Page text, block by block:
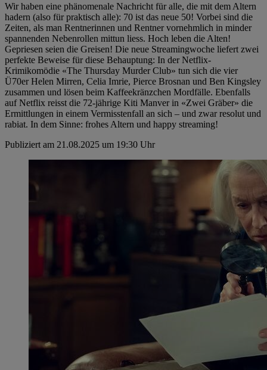
Wir haben eine phänomenale Nachricht für alle, die mit dem Altern
hadern (also für praktisch alle): 70 ist das neue 50! Vorbei sind die
Zeiten, als man Rentnerinnen und Rentner vornehmlich in minder
spannenden Nebenrollen mittun liess. Hoch leben die Alten!
Gepriesen seien die Greisen! Die neue Streamingwoche liefert zwei
perfekte Beweise für diese Behauptung: In der Netflix-
Krimikomödie «The Thursday Murder Club» tun sich die vier
Ü70er Helen Mirren, Celia Imrie, Pierce Brosnan und Ben Kingsley
zusammen und lösen beim Kaffeekränzchen Mordfälle. Ebenfalls
auf Netflix reisst die 72-jährige Kiti Manver in «Zwei Gräber» die
Ermittlungen in einem Vermisstenfall an sich – und zwar resolut und
rabiat. In dem Sinne: frohes Altern und happy streaming!
Publiziert am 21.08.2025 um 19:30 Uhr